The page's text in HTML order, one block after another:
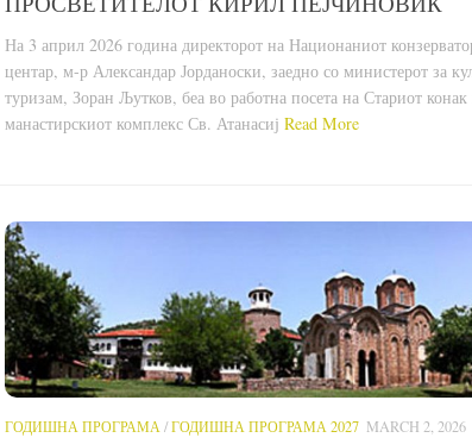
На 3 април 2026 година директорот на Национаниот
центар, м-р Александар Јорданоски, заедно со министерот за
туризам, Зоран Љутков, беа во работна посета на Стариот конак
манастирскиот комплекс Св. Атанасиј Read More
ГОДИШНА ПРОГРАМА /ГОДИШНА ПРОГРАМА 2027 MARCH 2, 2026